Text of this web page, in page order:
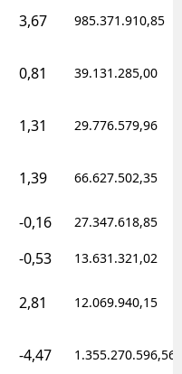
3,67 985.371.910,85
0,81 39.131.285,00
1,31 29.776.579,96
1,39 66.627.502,35
-0,16 27.347.618,85
-0,53 13.631.321,02
2,81 12.069.940,15
-4,47 1.355.270.596,56